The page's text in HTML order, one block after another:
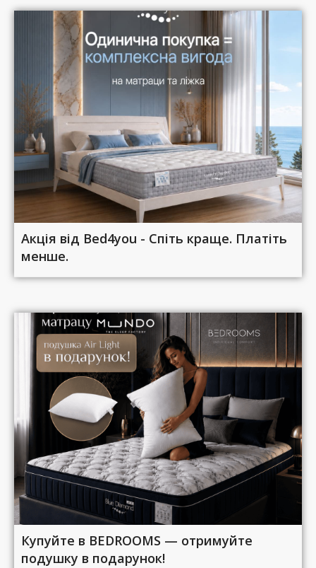
Акція від Bed4you - Спіть краще. Платіть
менше.
Купуйте в BEDROOMS — отримуйте
подушку в подарунок!